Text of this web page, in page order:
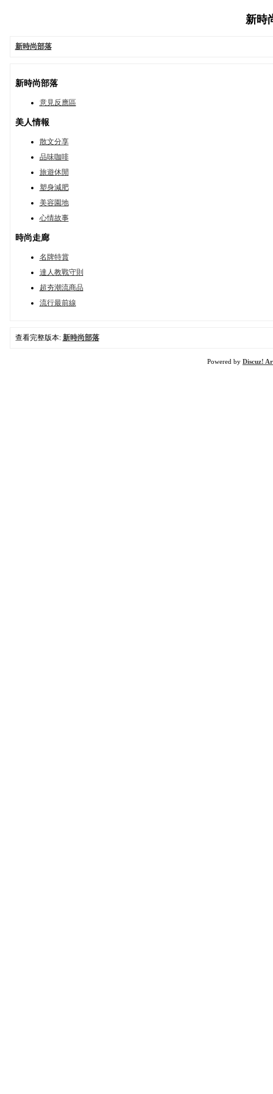
新時
新時尚部落
新時尚部落
意見反應區
美人情報
散文分享
品味咖啡
旅遊休閒
塑身減肥
美容園地
心情故事
時尚走廊
名牌特賞
達人教戰守則
超夯潮流商品
流行最前線
查看完整版本: 新時尚部落
Powered by Discuz!